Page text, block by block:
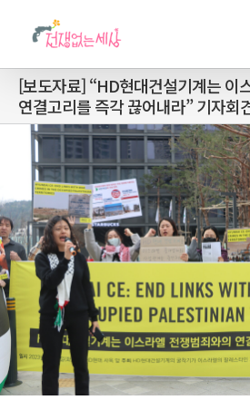
[보도자료] “HD현대건설기계는 이
연결고리를 즉각 끊어내라” 기자회